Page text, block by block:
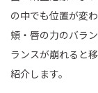
の中でも位置が変
頬・唇の力のバラ
ランスが崩れると
紹介します。